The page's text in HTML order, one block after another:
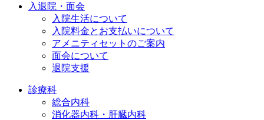
入退院・面会
入院生活について
入院料金とお支払いについて
アメニティセットのご案内
面会について
退院支援
診療科
総合内科
消化器内科・肝臓内科